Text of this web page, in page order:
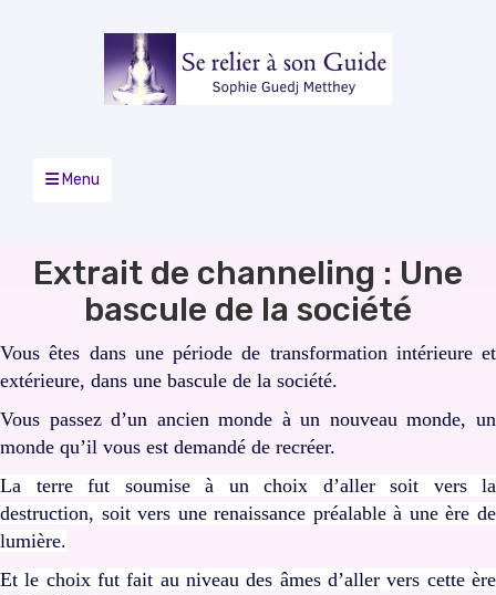
Menu
Extrait de channeling : Une
bascule de la société
Vous êtes dans une période de transformation intérieure et
extérieure, dans une bascule de la société.
Vous passez d’un ancien monde à un nouveau monde, un
monde qu’il vous est demandé de recréer.
La terre fut soumise à un choix d’aller soit vers la
destruction, soit vers une renaissance préalable à une ère de
lumière.
Et le choix fut fait au niveau des âmes d’aller vers cette ère